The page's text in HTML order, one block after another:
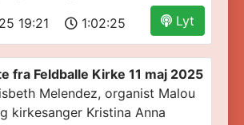
Lyt
19:21 1:02:25
fra Feldballe Kirke 11 maj 2025
Melendez, organist Malou
kirkesanger Kristina Anna